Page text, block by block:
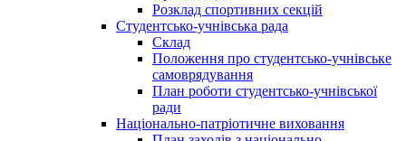
Розклад спортивних секцій
Студентсько-учнівська рада
Склад
Положення про студентсько-учнівське
самоврядування
План роботи студентсько-учнівської
ради
Національно-патріотичне виховання